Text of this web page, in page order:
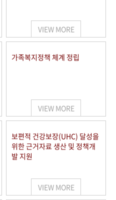
VIEW MORE
가족복지정책 체계 정립
VIEW MORE
보편적 건강보장(UHC) 달성을
위한 근거자료 생산 및 정책개
발 지원
VIEW MORE